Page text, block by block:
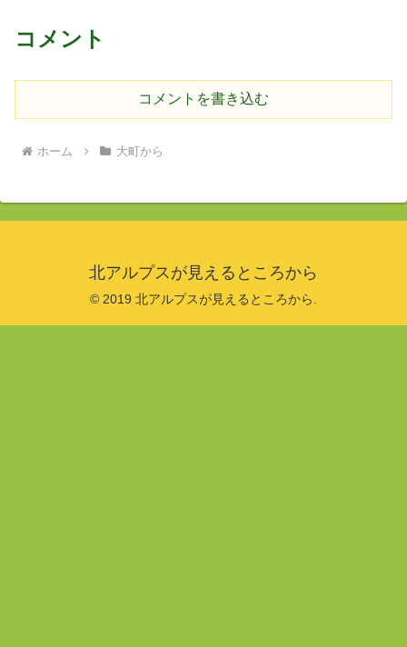
コメント
コメントを書き込む
ホーム 大町から
北アルプスが見えるところから
© 2019 北アルプスが見えるところから.